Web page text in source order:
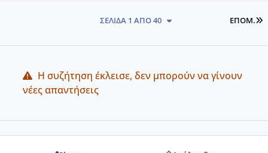
ΕΠΌΜ.
ΣΕΛΊΔΑ 1 ΑΠΌ 40
Η συζήτηση έκλεισε, δεν μπορούν να γίνουν
νέες απαντήσεις